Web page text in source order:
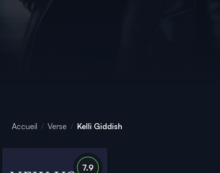
Accueil Verse Kelli Giddish
7.9